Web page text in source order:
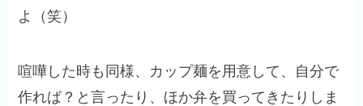
よ（笑）
喧嘩した時も同様、カップ麺を用意して、自分で
作れば？と言ったり、ほか弁を買ってきたりしま